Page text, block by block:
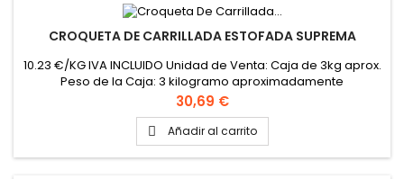
CROQUETA DE CARRILLADA ESTOFADA SUPREMA
10.23 €/KG IVA INCLUIDO Unidad de Venta: Caja de 3kg aprox.
Peso de la Caja: 3 kilogramo aproximadamente
Precio
30,69 €
 Añadir al carrito